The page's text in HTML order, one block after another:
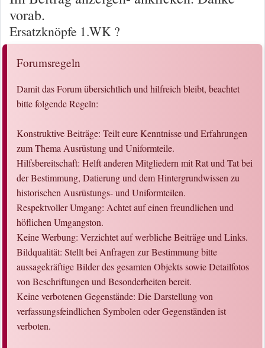
vorab.
Ersatzknöpfe 1.WK ?
Forumsregeln
Damit das Forum übersichtlich und hilfreich bleibt, beachtet
bitte folgende Regeln:
Konstruktive Beiträge: Teilt eure Kenntnisse und Erfahrungen
zum Thema Ausrüstung und Uniformteile.
Hilfsbereitschaft: Helft anderen Mitgliedern mit Rat und Tat bei
der Bestimmung, Datierung und dem Hintergrundwissen zu
historischen Ausrüstungs- und Uniformteilen.
Respektvoller Umgang: Achtet auf einen freundlichen und
höflichen Umgangston.
Keine Werbung: Verzichtet auf werbliche Beiträge und Links.
Bildqualität: Stellt bei Anfragen zur Bestimmung bitte
aussagekräftige Bilder des gesamten Objekts sowie Detailfotos
von Beschriftungen und Besonderheiten bereit.
Keine verbotenen Gegenstände: Die Darstellung von
verfassungsfeindlichen Symbolen oder Gegenständen ist
verboten.